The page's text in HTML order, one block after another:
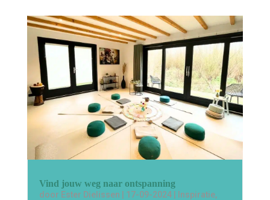
Vind jouw weg naar ontspanning
door Ester Dielissen | 17-09-2024| Inspiratie,